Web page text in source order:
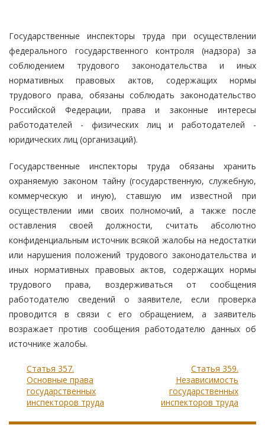
Государственные инспекторы труда при осуществлении
федерального государственного контроля (надзора) за
соблюдением трудового законодательства и иных
нормативных правовых актов, содержащих нормы
трудового права, обязаны соблюдать законодательство
Российской Федерации, права и законные интересы
работодателей - физических лиц и работодателей -
юридических лиц (организаций).
Государственные инспекторы труда обязаны хранить
охраняемую законом тайну (государственную, служебную,
коммерческую и иную), ставшую им известной при
осуществлении ими своих полномочий, а также после
оставления своей должности, считать абсолютно
конфиденциальным источник всякой жалобы на недостатки
или нарушения положений трудового законодательства и
иных нормативных правовых актов, содержащих нормы
трудового права, воздерживаться от сообщения
работодателю сведений о заявителе, если проверка
проводится в связи с его обращением, а заявитель
возражает против сообщения работодателю данных об
источнике жалобы.
Статья 357.
Основные права
государственных
инспекторов труда
Статья 359.
Независимость
государственных
инспекторов труда